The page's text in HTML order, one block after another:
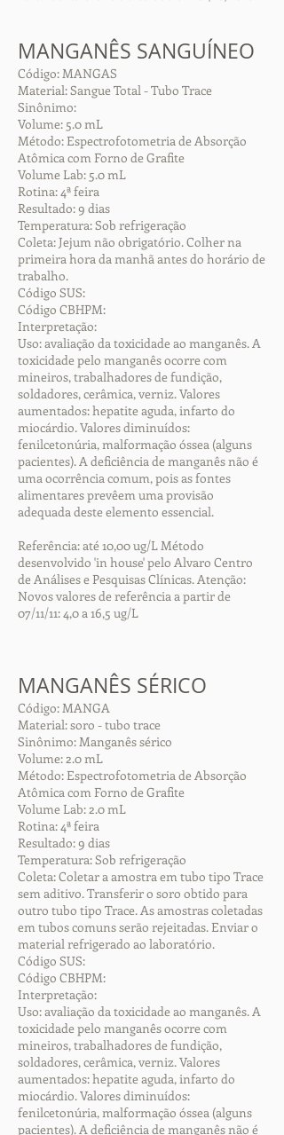
MANGANÊS SANGUÍNEO
Código: MANGAS
Material: Sangue Total - Tubo Trace
Sinônimo:
Volume: 5.0 mL
Método: Espectrofotometria de Absorção
Atômica com Forno de Grafite
Volume Lab: 5.0 mL
Rotina: 4ª feira
Resultado: 9 dias
Temperatura: Sob refrigeração
Coleta: Jejum não obrigatório. Colher na
primeira hora da manhã antes do horário de
trabalho.
Código SUS:
Código CBHPM:
Interpretação:
Uso: avaliação da toxicidade ao manganês. A
toxicidade pelo manganês ocorre com
mineiros, trabalhadores de fundição,
soldadores, cerâmica, verniz. Valores
aumentados: hepatite aguda, infarto do
miocárdio. Valores diminuídos:
fenilcetonúria, malformação óssea (alguns
pacientes). A deficiência de manganês não é
uma ocorrência comum, pois as fontes
alimentares prevêem uma provisão
adequada deste elemento essencial.
Referência: até 10,00 ug/L Método
desenvolvido 'in house' pelo Alvaro Centro
de Análises e Pesquisas Clínicas. Atenção:
Novos valores de referência a partir de
07/11/11: 4,0 a 16,5 ug/L
MANGANÊS SÉRICO
Código: MANGA
Material: soro - tubo trace
Sinônimo: Manganês sérico
Volume: 2.0 mL
Método: Espectrofotometria de Absorção
Atômica com Forno de Grafite
Volume Lab: 2.0 mL
Rotina: 4ª feira
Resultado: 9 dias
Temperatura: Sob refrigeração
Coleta: Coletar a amostra em tubo tipo Trace
sem aditivo. Transferir o soro obtido para
outro tubo tipo Trace. As amostras coletadas
em tubos comuns serão rejeitadas. Enviar o
material refrigerado ao laboratório.
Código SUS:
Código CBHPM:
Interpretação:
Uso: avaliação da toxicidade ao manganês. A
toxicidade pelo manganês ocorre com
mineiros, trabalhadores de fundição,
soldadores, cerâmica, verniz. Valores
aumentados: hepatite aguda, infarto do
miocárdio. Valores diminuídos:
fenilcetonúria, malformação óssea (alguns
pacientes). A deficiência de manganês não é